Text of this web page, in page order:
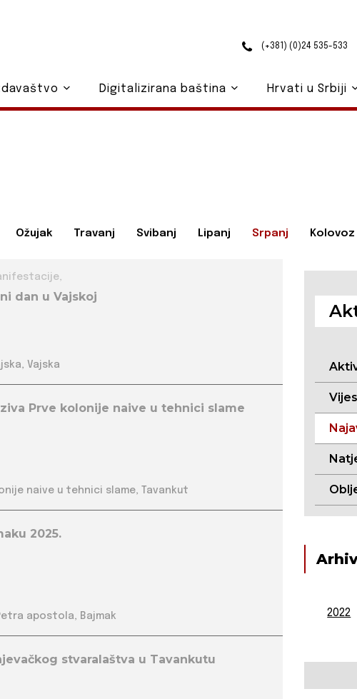
Ožujak Travanj Svibanj Lipanj Srpanj Kolovoz
dan u Vajskoj
Vajska
Prve kolonije naive u tehnici slame
naive u tehnici slame, Tavankut
2025.
apostola, Bajmak
stvaralaštva u Tavankutu
2022
(+381) (0)24 535-533
Digitalizirana baština Hrvati u Srbiji